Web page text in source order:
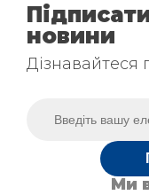
новини
Дізнавайтеся
Ми